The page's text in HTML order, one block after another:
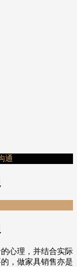
通
心理，并结合实际
，做家具销售亦是